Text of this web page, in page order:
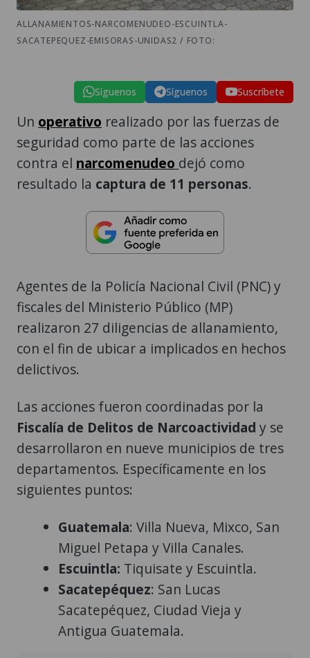
ALLANAMIENTOS-NARCOMENUDEO-ESCUINTLA-
SACATEPEQUEZ-EMISORAS-UNIDAS2 / FOTO:
Síguenos Síguenos Suscríbete
Un operativo realizado por las fuerzas de
seguridad como parte de las acciones
contra el narcomenudeo dejó como
resultado la captura de 11 personas.
Agentes de la Policía Nacional Civil (PNC) y
fiscales del Ministerio Público (MP)
realizaron 27 diligencias de allanamiento,
con el fin de ubicar a implicados en hechos
delictivos.
Las acciones fueron coordinadas por la
Fiscalía de Delitos de Narcoactividad y se
desarrollaron en nueve municipios de tres
departamentos. Específicamente en los
siguientes puntos:
Guatemala: Villa Nueva, Mixco, San
Miguel Petapa y Villa Canales.
Escuintla: Tiquisate y Escuintla.
Sacatepéquez: San Lucas
Sacatepéquez, Ciudad Vieja y
Antigua Guatemala.